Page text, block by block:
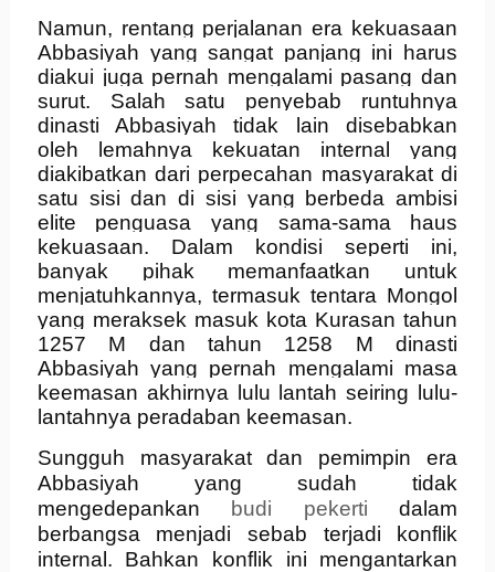
Namun, rentang perjalanan era kekuasaan
Abbasiyah yang sangat panjang ini harus
diakui juga pernah mengalami pasang dan
surut. Salah satu penyebab runtuhnya
dinasti Abbasiyah tidak lain disebabkan
oleh lemahnya kekuatan internal yang
diakibatkan dari perpecahan masyarakat di
satu sisi dan di sisi yang berbeda ambisi
elite penguasa yang sama-sama haus
kekuasaan. Dalam kondisi seperti ini,
banyak pihak memanfaatkan untuk
menjatuhkannya, termasuk tentara Mongol
yang meraksek masuk kota Kurasan tahun
1257 M dan tahun 1258 M dinasti
Abbasiyah yang pernah mengalami masa
keemasan akhirnya lulu lantah seiring lulu-
lantahnya peradaban keemasan.
Sungguh masyarakat dan pemimpin era
Abbasiyah yang sudah tidak
mengedepankan
budi pekerti dalam
berbangsa menjadi sebab terjadi konflik
internal. Bahkan konflik ini mengantarkan